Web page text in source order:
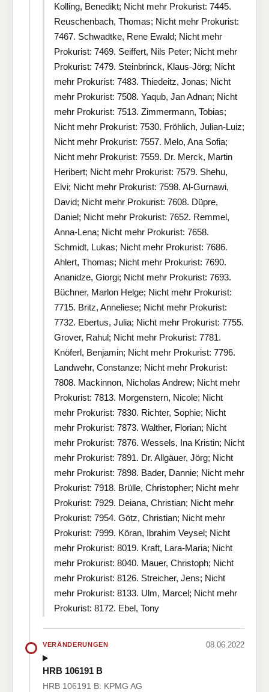
Kolling, Benedikt; Nicht mehr Prokurist: 7445.
Reuschenbach, Thomas; Nicht mehr Prokurist:
7467. Schwadtke, Rene Ewald; Nicht mehr
Prokurist: 7469. Seiffert, Nils Peter; Nicht mehr
Prokurist: 7479. Steinbrinck, Klaus-Jörg; Nicht
mehr Prokurist: 7483. Thiedeitz, Jonas; Nicht
mehr Prokurist: 7508. Yaqub, Jan Adnan; Nicht
mehr Prokurist: 7513. Zimmermann, Tobias;
Nicht mehr Prokurist: 7530. Fröhlich, Julian-Luiz;
Nicht mehr Prokurist: 7557. Melo, Ana Sofia;
Nicht mehr Prokurist: 7559. Dr. Merck, Martin
Heribert; Nicht mehr Prokurist: 7579. Shehu,
Elvi; Nicht mehr Prokurist: 7598. Al-Gurnawi,
David; Nicht mehr Prokurist: 7608. Düpre,
Daniel; Nicht mehr Prokurist: 7652. Remmel,
Anna-Lena; Nicht mehr Prokurist: 7658.
Schmidt, Lukas; Nicht mehr Prokurist: 7686.
Ahlert, Thomas; Nicht mehr Prokurist: 7690.
Ananidze, Giorgi; Nicht mehr Prokurist: 7693.
Büchner, Marlon Helge; Nicht mehr Prokurist:
7715. Britz, Anneliese; Nicht mehr Prokurist:
7732. Ebertus, Julia; Nicht mehr Prokurist: 7755.
Grover, Rahul; Nicht mehr Prokurist: 7781.
Knöferl, Benjamin; Nicht mehr Prokurist: 7796.
Landwehr, Constanze; Nicht mehr Prokurist:
7808. Mackinnon, Nicholas Andrew; Nicht mehr
Prokurist: 7813. Morgenstern, Nicole; Nicht
mehr Prokurist: 7830. Richter, Sophie; Nicht
mehr Prokurist: 7873. Walther, Florian; Nicht
mehr Prokurist: 7876. Wessels, Ina Kristin; Nicht
mehr Prokurist: 7891. Dr. Allgäuer, Jörg; Nicht
mehr Prokurist: 7898. Bader, Dannie; Nicht mehr
Prokurist: 7918. Brülle, Christopher; Nicht mehr
Prokurist: 7929. Deiana, Christian; Nicht mehr
Prokurist: 7954. Götz, Christian; Nicht mehr
Prokurist: 7999. Köran, Ibrahim Veysel; Nicht
mehr Prokurist: 8019. Kraft, Lara-Maria; Nicht
mehr Prokurist: 8040. Mauer, Christoph; Nicht
mehr Prokurist: 8126. Streicher, Jens; Nicht
mehr Prokurist: 8133. Ulm, Marcel; Nicht mehr
Prokurist: 8172. Ebel, Tony
VERÄNDERUNGEN 08.06.2022
HRB 106191 B
HRB 106191 B: KPMG AG